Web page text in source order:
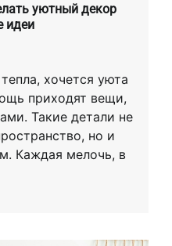
уютный декор
идеи
хочется уюта
приходят вещи,
Такие детали не
но и
Каждая мелочь, в